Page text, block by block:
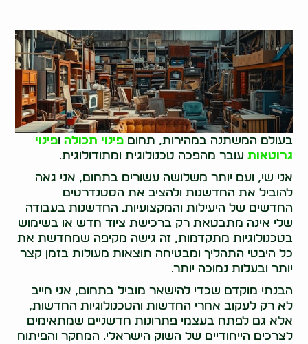
בעולם המשתנה במהירות, תחוםפינוי תכולה ופינוי
גרוטאות עובר מהפכה טכנולוגית ומתודולוגית.
אני שי, ועם יותר משלושה עשורים בתחום, אני גאה
להוביל את החדשנות ולהציב את הסטנדרטים
החדשים של היעילות והמקצועיות. החדשנות בעבודה
שלי אינה מתבטאת רק ברכישת ציוד חדש או בשימוש
בטכנולוגיות מתקדמות, זה גישה מקיפה שמחדשת את
כל היבטי התהליך ומבטיחה תוצאות מעולות בזמן קצר
יותר ובעלות נמוכה יותר.
הבנתי מוקדם שכדי להישאר מוביל בתחום, אני חייב
לא רק לעקוב אחרי החדשות והטכנולוגיות החדשות,
אלא גם לפתח בעצמי פתרונות חדשניים שמתאימים
לצרכים הייחודיים של השוק הישראלי. המחקר והפיתוח